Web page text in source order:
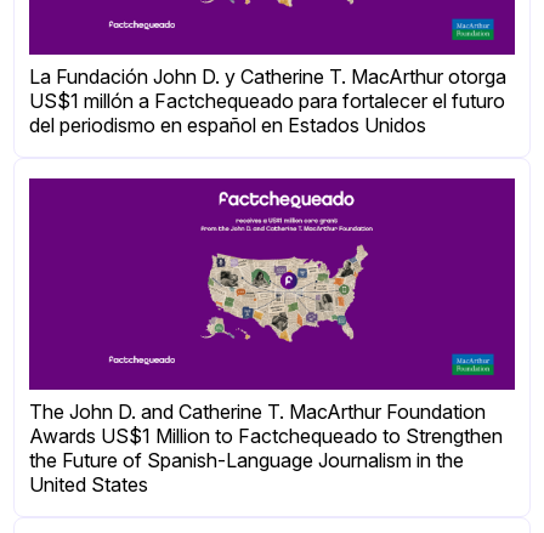
La Fundación John D. y Catherine T. MacArthur otorga
US$1 millón a Factchequeado para fortalecer el futuro
del periodismo en español en Estados Unidos
The John D. and Catherine T. MacArthur Foundation
Awards US$1 Million to Factchequeado to Strengthen
the Future of Spanish-Language Journalism in the
United States